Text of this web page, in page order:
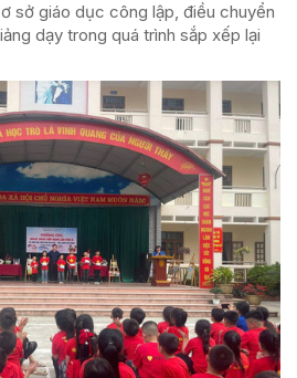
sở giáo dục công lập, điều chuyển
dạy trong quá trình sắp xếp lại